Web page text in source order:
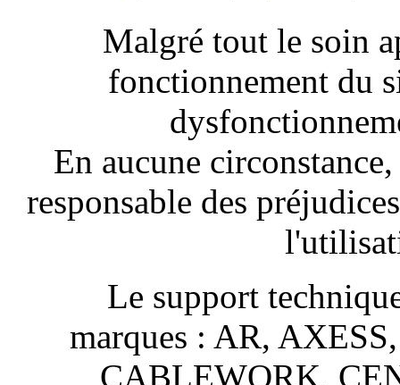
Malgré tout le soin
fonctionnement du
En aucune
responsable des
Le support
marques : AR,
CABLEWORK,